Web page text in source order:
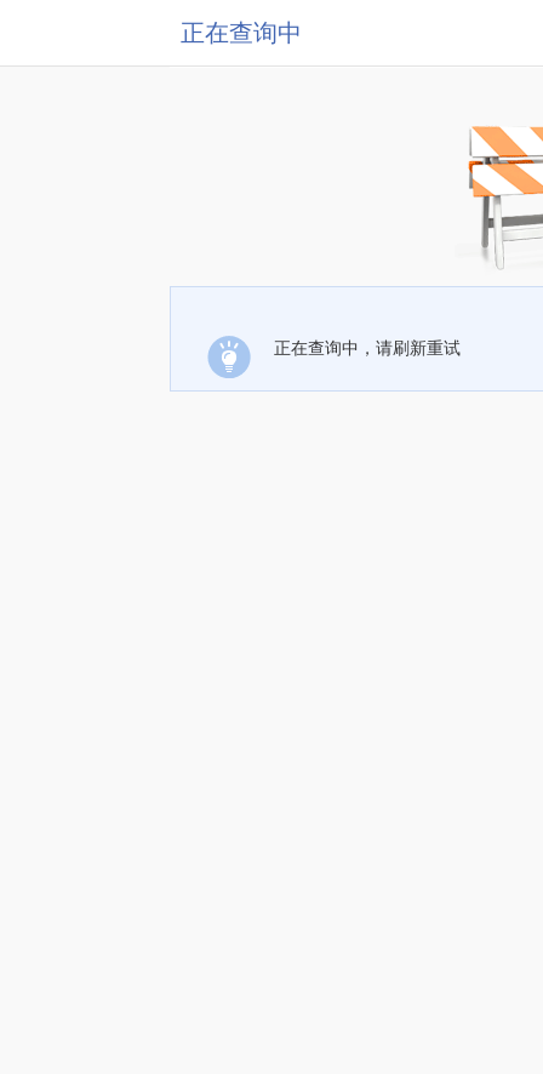
正在查询中
正在查询中，请刷新重试